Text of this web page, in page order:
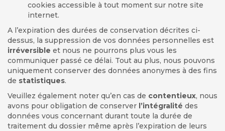
cookies accessible à tout moment sur notre site
internet.
A l’expiration des durées de conservation décrites ci-
dessus, la suppression de vos données personnelles est
irréversible et nous ne pourrons plus vous les
communiquer passé ce délai. Tout au plus, nous pouvons
uniquement conserver des données anonymes à des fins
de statistiques.
Veuillez également noter qu’en cas de contentieux, nous
avons pour obligation de conserver l’intégralité des
données vous concernant durant toute la durée de
traitement du dossier même après l’expiration de leurs